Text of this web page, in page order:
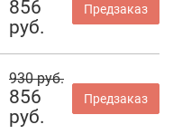
856
руб.
Предзаказ
930 руб.
856
руб.
Предзаказ